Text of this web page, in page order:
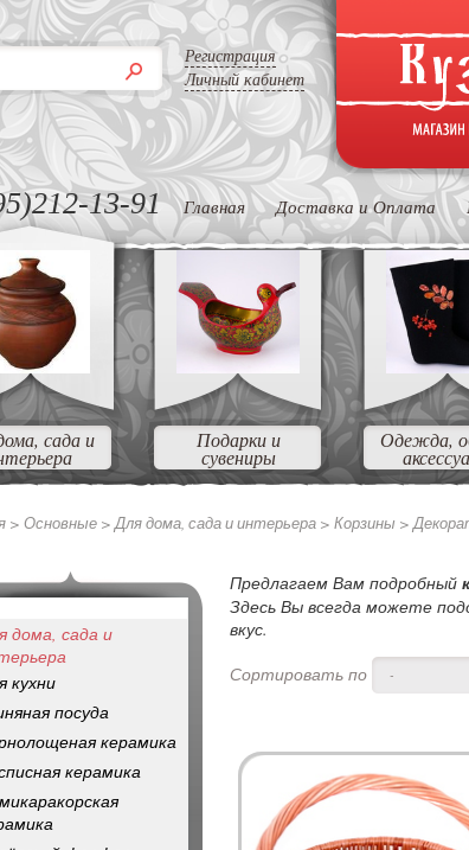
Регистрация
Личный кабинет
13-91 Главная Доставка и Оплата
сада и Подарки и
сувениры
Одежда,
> Основные >Для дома, сада и интерьера > Корзины >
Предлагаем Вам подробный
Здесь Вы всегда можете
вкус.
Сортировать по
-
дома, сада и
кухни
посуда
керамика
керамика